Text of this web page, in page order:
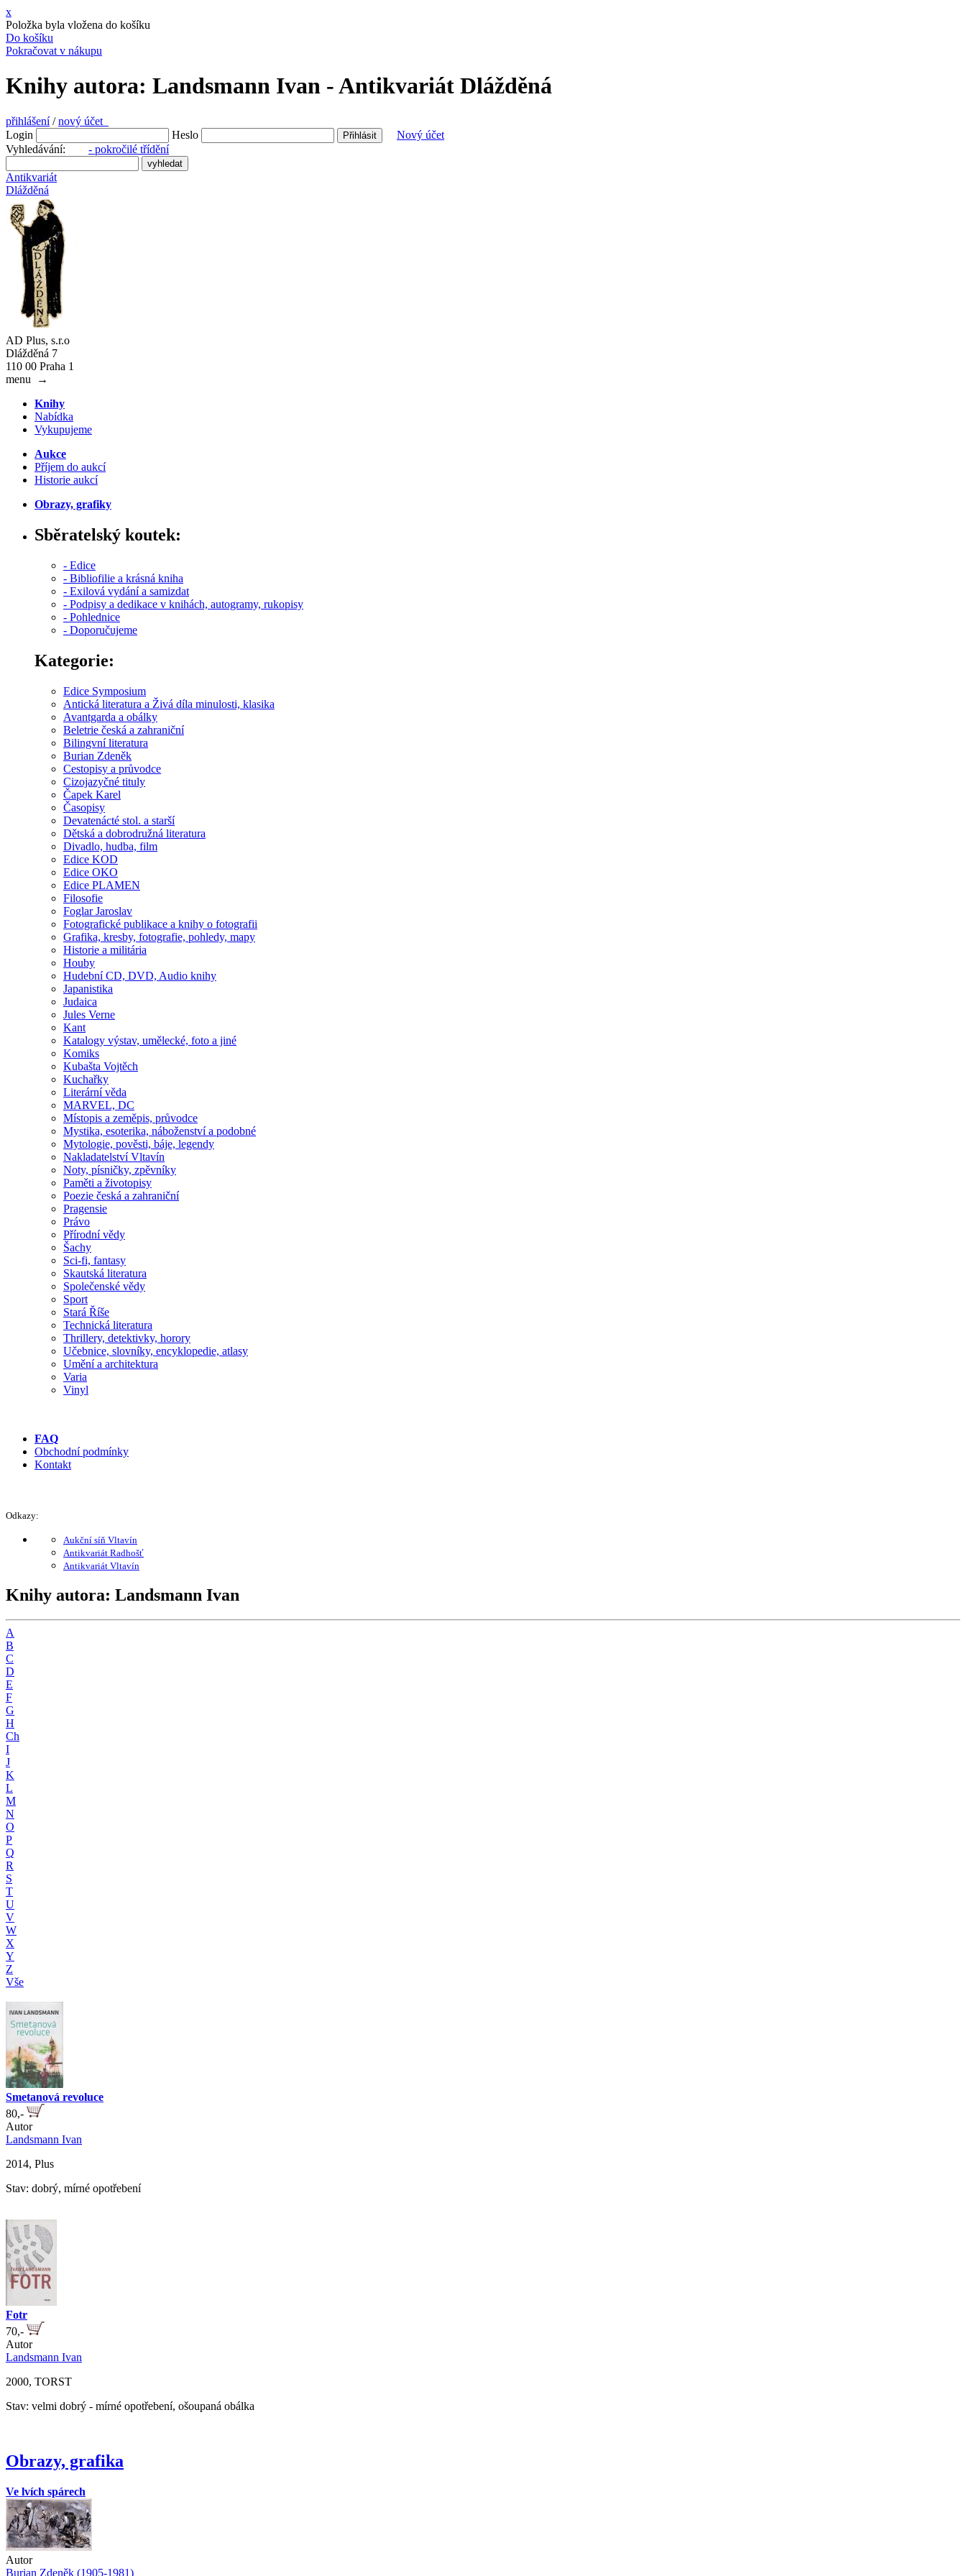
x
Položka byla vložena do košíku
Do košíku
Pokračovat v nákupu
Knihy autora: Landsmann Ivan - Antikvariát Dlážděná
přihlášení/nový účet
Login
Heslo
Nový účet
Vyhledávání: - pokročilé třídění
Antikvariát
Dlážděná
AD Plus, s.r.o
Dlážděná 7
110 00 Praha 1
menu
→
Knihy
Nabídka
Vykupujeme
Aukce
Příjem do aukcí
Historie aukcí
Obrazy, grafiky
Sběratelský koutek:
- Edice
- Bibliofilie a krásná kniha
- Exilová vydání a samizdat
- Podpisy a dedikace v knihách, autogramy, rukopisy
- Pohlednice
- Doporučujeme
Kategorie:
Edice Symposium
Antická literatura a Živá díla minulosti, klasika
Avantgarda a obálky
Beletrie česká a zahraniční
Bilingvní literatura
Burian Zdeněk
Cestopisy a průvodce
Cizojazyčné tituly
Čapek Karel
Časopisy
Devatenácté stol. a starší
Dětská a dobrodružná literatura
Divadlo, hudba, film
Edice KOD
Edice OKO
Edice PLAMEN
Filosofie
Foglar Jaroslav
Fotografické publikace a knihy o fotografii
Grafika, kresby, fotografie, pohledy, mapy
Historie a militária
Houby
Hudební CD, DVD, Audio knihy
Japanistika
Judaica
Jules Verne
Kant
Katalogy výstav, umělecké, foto a jiné
Komiks
Kubašta Vojtěch
Kuchařky
Literární věda
MARVEL, DC
Místopis a zeměpis, průvodce
Mystika, esoterika, náboženství a podobné
Mytologie, pověsti, báje, legendy
Nakladatelství Vltavín
Noty, písničky, zpěvníky
Paměti a životopisy
Poezie česká a zahraniční
Pragensie
Právo
Přírodní vědy
Šachy
Sci-fi, fantasy
Skautská literatura
Společenské vědy
Sport
Stará Říše
Technická literatura
Thrillery, detektivky, horory
Učebnice, slovníky, encyklopedie, atlasy
Umění a architektura
Varia
Vinyl
FAQ
Obchodní podmínky
Kontakt
Odkazy:
Aukční síň Vltavín
Antikvariát Radhošť
Antikvariát Vltavín
Knihy autora: Landsmann Ivan
A
B
C
D
E
F
G
H
Ch
I
J
K
L
M
N
O
P
Q
R
S
T
U
V
W
X
Y
Z
Vše
Smetanová revoluce
80,-
Autor
Landsmann Ivan
2014, Plus
Stav: dobrý, mírné opotřebení
Fotr
70,-
Autor
Landsmann Ivan
2000, TORST
Stav: velmi dobrý - mírné opotřebení, ošoupaná obálka
Obrazy, grafika
Ve lvích spárech
Autor
Burian Zdeněk (1905-1981)